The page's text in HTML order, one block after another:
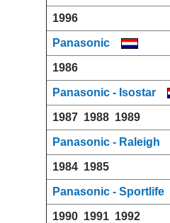
1996
Panasonic
1986
Panasonic - Isostar
1987 1988 1989
Panasonic - Raleigh
1984 1985
Panasonic - Sportlife
1990 1991 1992